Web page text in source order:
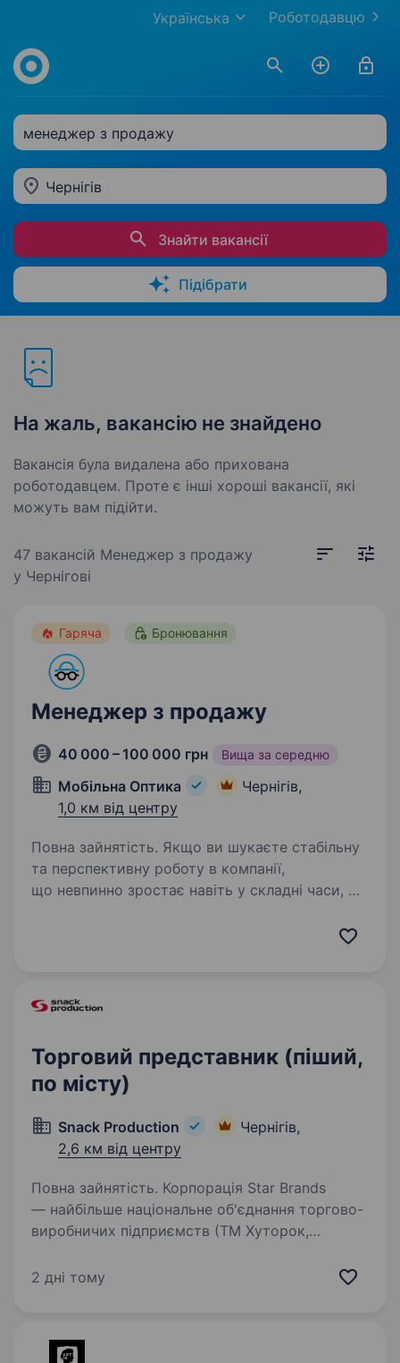
Роботодавцю
Українська
менеджер з продажу
Чернігів
Знайти вакансії
Підібрати
На жаль, вакансію не знайдено
Вакансія була видалена або прихована
роботодавцем. Проте є інші хороші вакансії, які
можуть вам підійти.
47 вакансій Менеджер з продажу
у Чернігові
Гаряча Бронювання
Менеджер з продажу
40 000 – 100 000 грн Вища за середню
Мобільна Оптика
Чернігів,
1,0 км від центру
Повна зайнятість. Якщо ви шукаєте стабільну
та перспективну роботу в компанії,
що невпинно зростає навіть у складні часи, —
Торговий представник (піший,
по місту)
Snack Production
Чернігів,
2,6 км від центру
Повна зайнятість. Корпорація Star Brands
— найбільше національне об'єднання торгово-
виробничих підприємств (ТМ Хуторок,
лідерами на ринку з 2003 року. Запрошуємо
2 дні тому